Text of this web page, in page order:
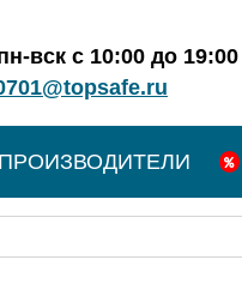
вск с 10:00 до 19:00
ПРОИЗВОДИТЕЛИ